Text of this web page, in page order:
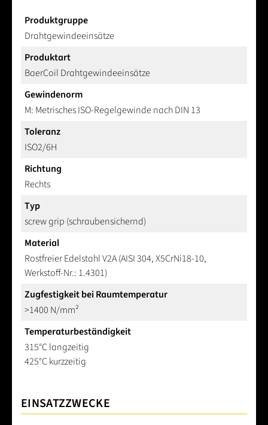
Produktgruppe
Drahtgewindeeinsätze
Produktart
BaerCoil Drahtgewindeeinsätze
Gewindenorm
M: Metrisches ISO-Regelgewinde nach DIN 13
Toleranz
ISO2/6H
Richtung
Rechts
Typ
screw grip (schraubensichernd)
Material
Rostfreier Edelstahl V2A (AISI 304, X5CrNi18-10,
Werkstoff-Nr.: 1.4301)
Zugfestigkeit bei Raumtemperatur
>1400 N/mm²
Temperaturbeständigkeit
315°C langzeitig
425°C kurzzeitig
EINSATZZWECKE